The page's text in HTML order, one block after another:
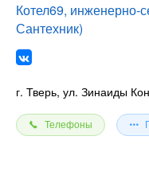
Котел69,
Сантехник)
г. Тверь, ул. Зинаиды
Телефоны